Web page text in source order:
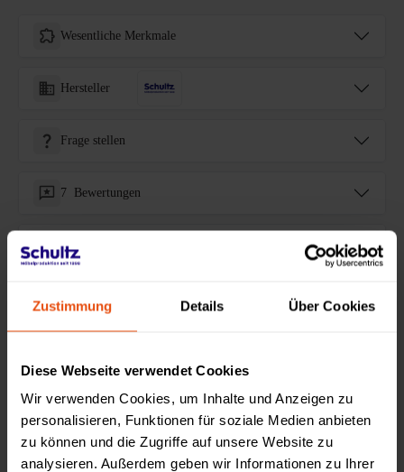
Zustimmung Details Über Cookies
Diese Webseite verwendet Cookies
Wir verwenden Cookies, um Inhalte und Anzeigen zu
personalisieren, Funktionen für soziale Medien anbieten
zu können und die Zugriffe auf unsere Website zu
analysieren. Außerdem geben wir Informationen zu Ihrer
Wesentliche Merkmale
Hersteller
Frage stellen
7 Bewertungen
Auszeichnungen & Umwelt
Sonderanfertigungen
Zahlung & Finanzierung